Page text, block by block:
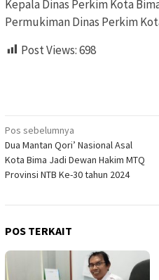
Kepala Dinas Perkim Kota
Permukiman Dinas Perkim
Post Views:698
Navigasi
pos
Pos sebelumnya
Dua Mantan Qori’ Nasional Asal
Kota Bima Jadi Dewan Hakim MTQ
Provinsi NTB Ke-30 tahun 2024
POS TERKAIT